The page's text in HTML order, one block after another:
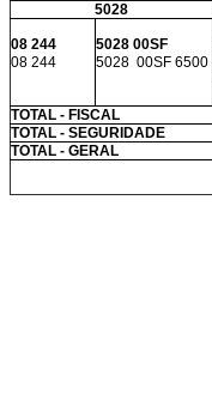
5028
08 244
5028 00SF
08 244
5028 00SF 6500
TOTAL - FISCAL
TOTAL - SEGURIDADE
TOTAL - GERAL